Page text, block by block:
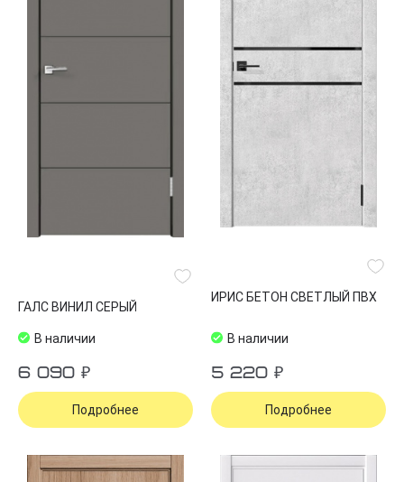
ГАЛС ВИНИЛ СЕРЫЙ
В наличии
6 090 ₽
Подробнее
ИРИС БЕТОН СВЕТЛЫЙ ПВХ
В наличии
5 220 ₽
Подробнее